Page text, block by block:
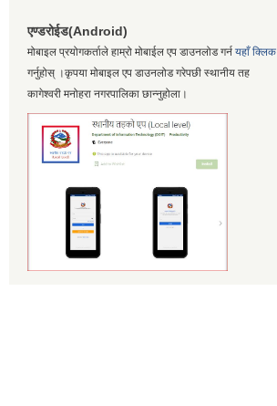
एण्डरोईड(Android)
मोबाइल प्रयोगकर्ताले हाम्रो मोबाईल एप डाउनलोड गर्न यहाँ क्लिक
गर्नुहोस् ।कृपया मोबाइल एप डाउनलोड गरेपछी स्थानीय तह
कागेश्वरी मनोहरा नगरपालिका छान्नुहोला।